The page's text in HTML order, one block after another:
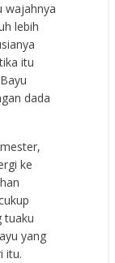
wajahnya
lebih
itu
dada
ke
tuaku
yang
itu.